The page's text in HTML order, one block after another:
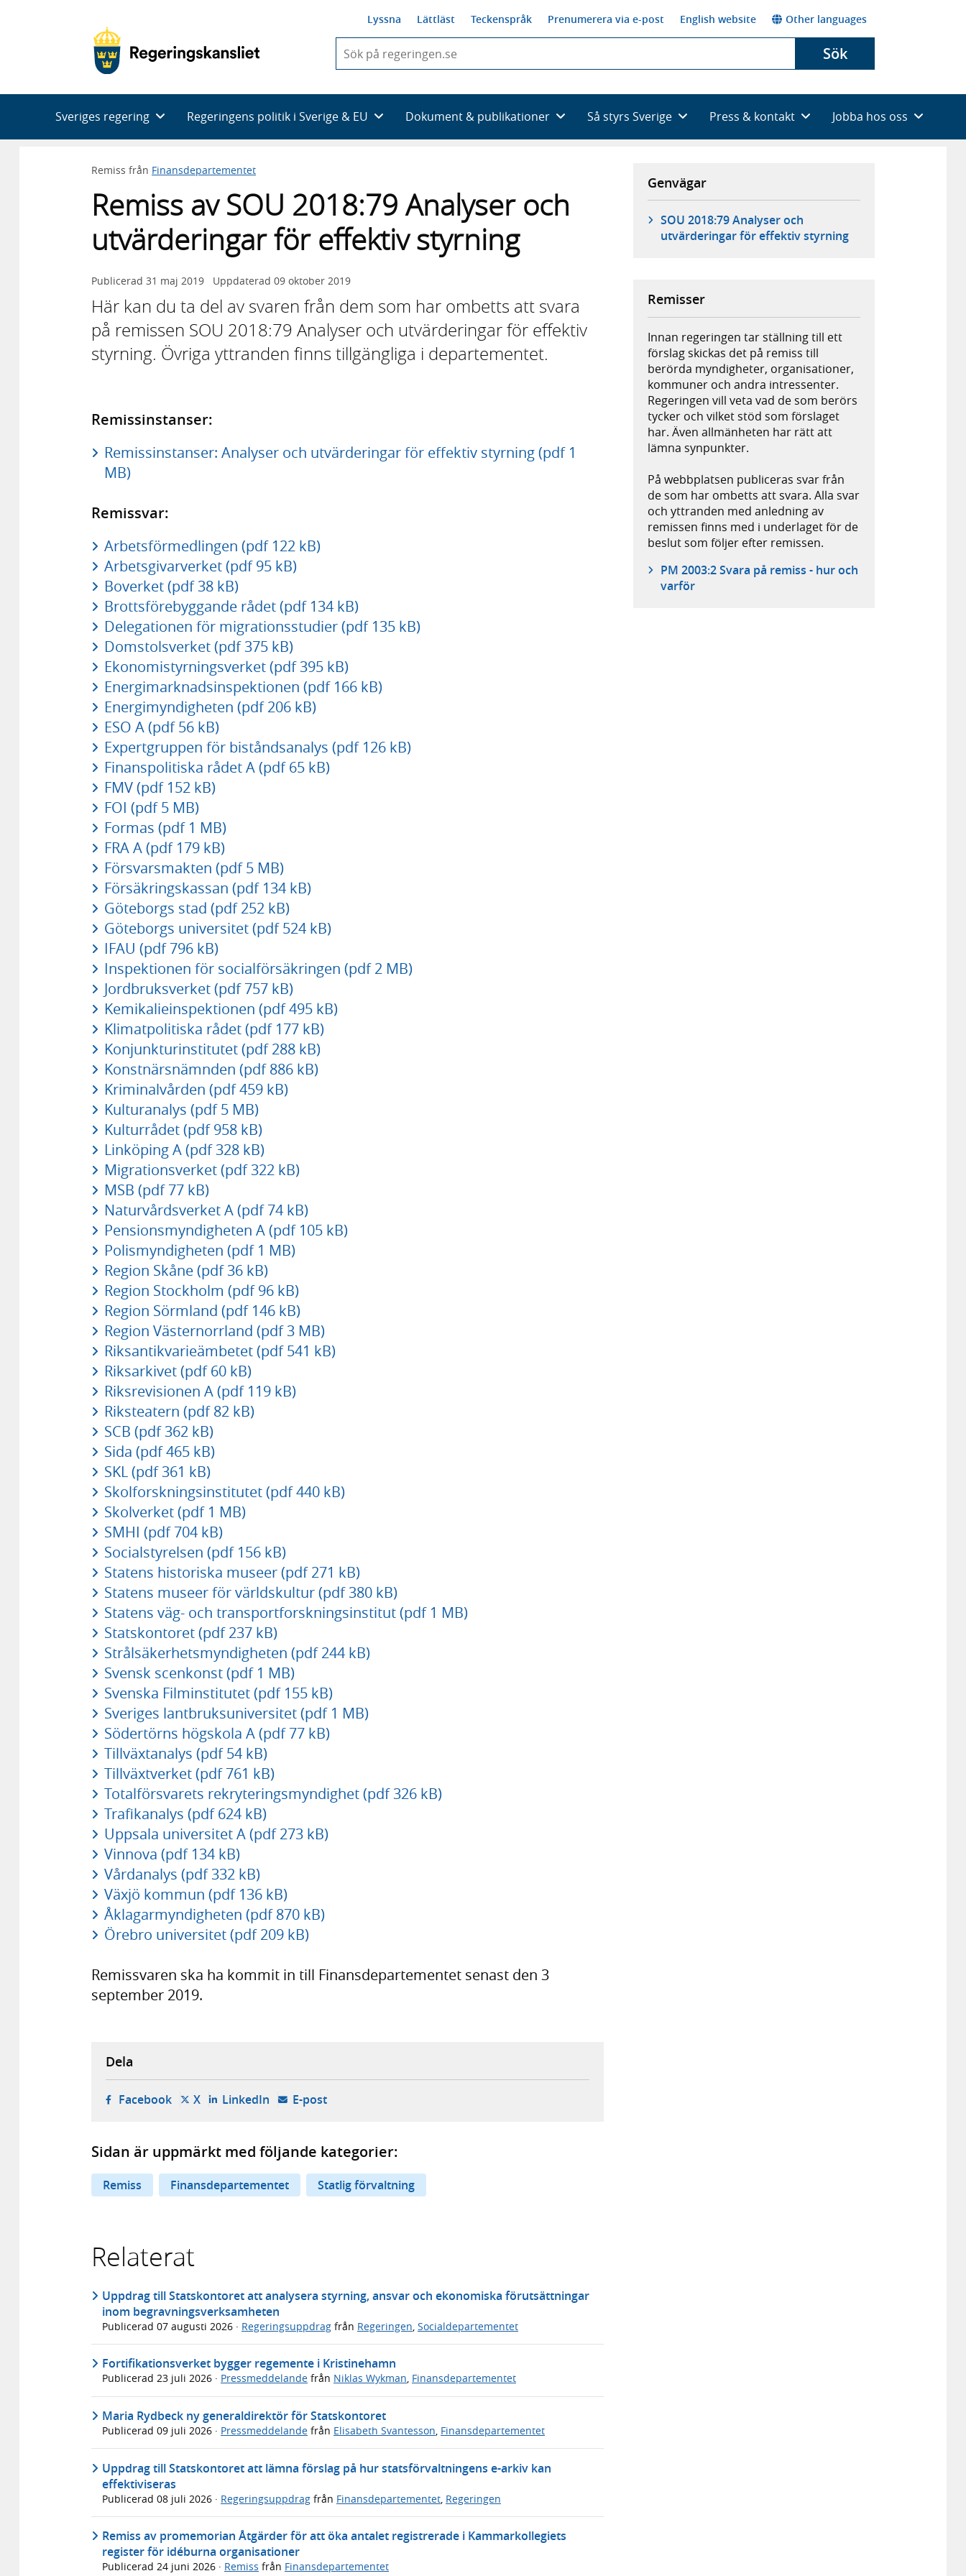
Lyssna Lättläst Teckenspråk Prenumerera via e-post English website Other languages
du
skriva
framträder
en
Sök
Sveriges regering Regeringens politik i Sverige & EU Dokument & publikationer Så styrs Sverige Press & kontakt Jobba hos oss
Remiss från Finansdepartementet
Remiss av SOU 2018:79 Analyser och
utvärderingar för effektiv styrning
Publicerad 31 maj 2019 Uppdaterad 09 oktober 2019
Här kan du ta del av svaren från dem som har ombetts att svara
på remissen SOU 2018:79 Analyser och utvärderingar för effektiv
styrning. Övriga yttranden finns tillgängliga i departementet.
Remissinstanser:
Remissinstanser: Analyser och utvärderingar för effektiv styrning (pdf 1
MB)
Remissvar:
Arbetsförmedlingen (pdf 122 kB)
Arbetsgivarverket (pdf 95 kB)
Boverket (pdf 38 kB)
Brottsförebyggande rådet (pdf 134 kB)
Delegationen för migrationsstudier (pdf 135 kB)
Domstolsverket (pdf 375 kB)
Ekonomistyrningsverket (pdf 395 kB)
Energimarknadsinspektionen (pdf 166 kB)
Energimyndigheten (pdf 206 kB)
ESO A (pdf 56 kB)
Expertgruppen för biståndsanalys (pdf 126 kB)
Finanspolitiska rådet A (pdf 65 kB)
FMV (pdf 152 kB)
FOI (pdf 5 MB)
Formas (pdf 1 MB)
FRA A (pdf 179 kB)
Försvarsmakten (pdf 5 MB)
Försäkringskassan (pdf 134 kB)
Göteborgs stad (pdf 252 kB)
Göteborgs universitet (pdf 524 kB)
IFAU (pdf 796 kB)
Inspektionen för socialförsäkringen (pdf 2 MB)
Jordbruksverket (pdf 757 kB)
Kemikalieinspektionen (pdf 495 kB)
Klimatpolitiska rådet (pdf 177 kB)
Konjunkturinstitutet (pdf 288 kB)
Konstnärsnämnden (pdf 886 kB)
Kriminalvården (pdf 459 kB)
Kulturanalys (pdf 5 MB)
Kulturrådet (pdf 958 kB)
Linköping A (pdf 328 kB)
Migrationsverket (pdf 322 kB)
MSB (pdf 77 kB)
Naturvårdsverket A (pdf 74 kB)
Pensionsmyndigheten A (pdf 105 kB)
Polismyndigheten (pdf 1 MB)
Region Skåne (pdf 36 kB)
Region Stockholm (pdf 96 kB)
Region Sörmland (pdf 146 kB)
Region Västernorrland (pdf 3 MB)
Riksantikvarieämbetet (pdf 541 kB)
Riksarkivet (pdf 60 kB)
Riksrevisionen A (pdf 119 kB)
Riksteatern (pdf 82 kB)
SCB (pdf 362 kB)
Sida (pdf 465 kB)
SKL (pdf 361 kB)
Skolforskningsinstitutet (pdf 440 kB)
Skolverket (pdf 1 MB)
SMHI (pdf 704 kB)
Socialstyrelsen (pdf 156 kB)
Statens historiska museer (pdf 271 kB)
Statens museer för världskultur (pdf 380 kB)
Statens väg- och transportforskningsinstitut (pdf 1 MB)
Statskontoret (pdf 237 kB)
Strålsäkerhetsmyndigheten (pdf 244 kB)
Svensk scenkonst (pdf 1 MB)
Svenska Filminstitutet (pdf 155 kB)
Sveriges lantbruksuniversitet (pdf 1 MB)
Södertörns högskola A (pdf 77 kB)
Tillväxtanalys (pdf 54 kB)
Tillväxtverket (pdf 761 kB)
Totalförsvarets rekryteringsmyndighet (pdf 326 kB)
Trafikanalys (pdf 624 kB)
Uppsala universitet A (pdf 273 kB)
Vinnova (pdf 134 kB)
Vårdanalys (pdf 332 kB)
Växjö kommun (pdf 136 kB)
Åklagarmyndigheten (pdf 870 kB)
Örebro universitet (pdf 209 kB)
Remissvaren ska ha kommit in till Finansdepartementet senast den 3
september 2019.
Genvägar
SOU 2018:79 Analyser och
utvärderingar för effektiv styrning
Remisser
Innan regeringen tar ställning till ett
förslag skickas det på remiss till
berörda myndigheter, organisationer,
kommuner och andra intressenter.
Regeringen vill veta vad de som berörs
tycker och vilket stöd som förslaget
har. Även allmänheten har rätt att
lämna synpunkter.
På webbplatsen publiceras svar från
de som har ombetts att svara. Alla svar
och yttranden med anledning av
remissen finns med i underlaget för de
beslut som följer efter remissen.
PM 2003:2 Svara på remiss - hur och
varför
Dela
Facebook- öppnas i ny flik, extern webbplats,
X- öppnas i ny flik, extern webbplats,
LinkedIn- öppnas i ny flik, extern webbplats,
E-post- öppnar din e-postklient,
Sidan är uppmärkt med följande kategorier:
Remiss Finansdepartementet Statlig förvaltning
Relaterat
Uppdrag till Statskontoret att analysera styrning, ansvar och ekonomiska förutsättningar
inom begravningsverksamheten
Publicerad 07 augusti 2026 · Regeringsuppdrag från Regeringen Socialdepartementet
Fortifikationsverket bygger regemente i Kristinehamn
Publicerad 23 juli 2026 · Pressmeddelande från Niklas Wykman, Finansdepartementet
Maria Rydbeck ny generaldirektör för Statskontoret
Publicerad 09 juli 2026 · Pressmeddelande från Elisabeth Svantesson, Finansdepartementet
Uppdrag till Statskontoret att lämna förslag på hur statsförvaltningens e-arkiv kan
effektiviseras
Publicerad 08 juli 2026 · Regeringsuppdrag från Finansdepartementet Regeringen
Remiss av promemorian Åtgärder för att öka antalet registrerade i Kammarkollegiets
register för idéburna organisationer
Publicerad 24 juni 2026 · Remiss från Finansdepartementet